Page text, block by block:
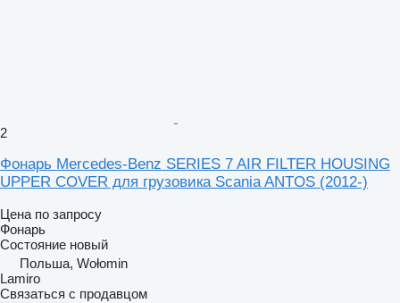
2
Фонарь Mercedes-Benz SERIES 7 AIR FILTER HOUSING
UPPER COVER для грузовика Scania ANTOS (2012-)
Цена по запросу
Фонарь
Состояние новый
Польша, Wołomin
Lamiro
Связаться с продавцом